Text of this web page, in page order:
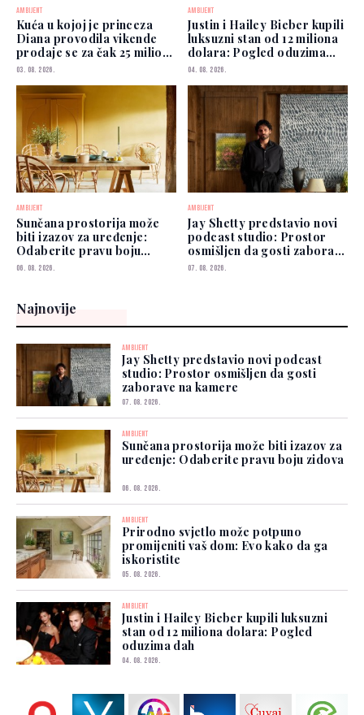
AMBIJENT
Kuća u kojoj je princeza
Diana provodila vikende
prodaje se za čak 25 miliona
funti
03. 08. 2026.
AMBIJENT
Justin i Hailey Bieber kupili
luksuzni stan od 12 miliona
dolara: Pogled oduzima
dah
04. 08. 2026.
AMBIJENT
Sunčana prostorija može
biti izazov za uređenje:
Odaberite pravu boju
zidova
06. 08. 2026.
AMBIJENT
Jay Shetty predstavio novi
podcast studio: Prostor
osmišljen da gosti zaborave
na kamere
07. 08. 2026.
Najnovije
AMBIJENT
Jay Shetty predstavio novi podcast
studio: Prostor osmišljen da gosti
zaborave na kamere
07. 08. 2026.
AMBIJENT
Sunčana prostorija može biti izazov za
uređenje: Odaberite pravu boju zidova
06. 08. 2026.
AMBIJENT
Prirodno svjetlo može potpuno
promijeniti vaš dom: Evo kako da ga
iskoristite
05. 08. 2026.
AMBIJENT
Justin i Hailey Bieber kupili luksuzni
stan od 12 miliona dolara: Pogled
oduzima dah
04. 08. 2026.